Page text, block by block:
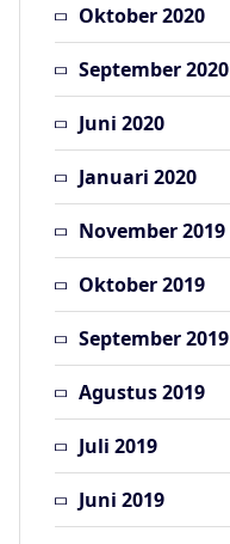
Oktober 2020
September 2020
Juni 2020
Januari 2020
November 2019
Oktober 2019
September 2019
Agustus 2019
Juli 2019
Juni 2019